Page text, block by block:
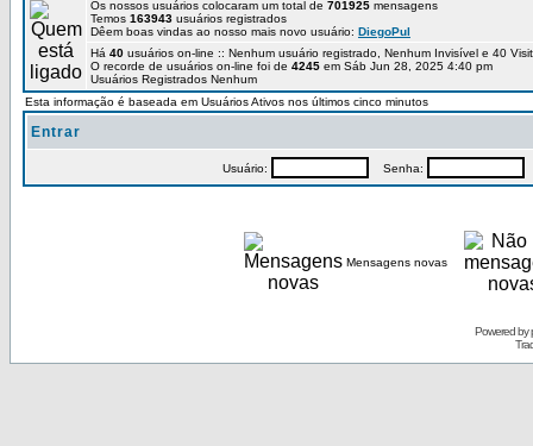
Os nossos usuários colocaram um total de 701925 mensagens
Temos 163943 usuários registrados
Dêem boas vindas ao nosso mais novo usuário: DiegoPul
Há 40 usuários on-line :: Nenhum usuário registrado, Nenhum Invisível e 40
O recorde de usuários on-line foi de 4245 em Sáb Jun 28, 2025 4:40 pm
Usuários Registrados Nenhum
Esta informação é baseada em Usuários Ativos nos últimos cinco minutos
Entrar
Usuário: Senha:
Mensagens novas
Powered by